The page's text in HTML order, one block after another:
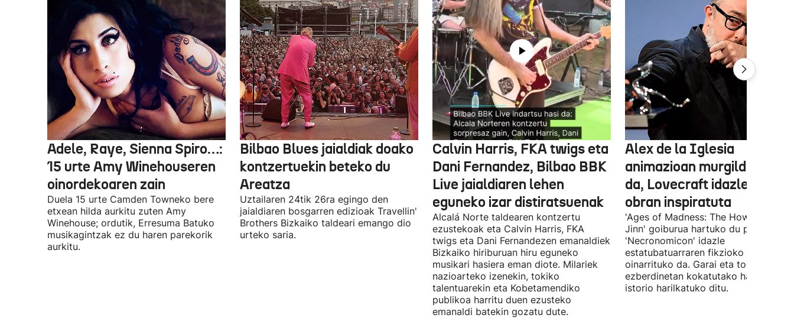
Adele, Raye, Sienna Spiro…:
15 urte Amy Winehouseren
oinordekoaren zain
Duela 15 urte Camden Towneko bere
etxean hilda aurkitu zuten Amy
Winehouse; ordutik, Erresuma Batuko
musikagintzak ez du haren parekorik
aurkitu.
Bilbao Blues jaialdiak doako
kontzertuekin beteko du
Areatza
Uztailaren 24tik 26ra egingo den
jaialdiaren bosgarren edizioak Travellin'
Brothers Bizkaiko taldeari emango dio
urteko saria.
Calvin Harris, FKA twigs eta
Dani Fernandez, Bilbao BBK
Live jaialdiaren lehen
eguneko izar distiratsuenak
Alcalá Norte taldearen kontzertu
ezustekoak eta Calvin Harris, FKA
twigs eta Dani Fernandezen emanaldiek
Bizkaiko hiriburuan hiru eguneko
musikari hasiera eman diote. Milariek
nazioarteko izenekin, tokiko
talentuarekin eta Kobetamendiko
publikoa harritu duen ezusteko
emanaldi batekin gozatu dute.
Alex de la Iglesia
animazioan murgilduko
da, Lovecraft idazlearen
obran inspiratuta
'Ages of Madness: The Howling of
Jinn' goiburua hartuko du pelikulak,
'Necronomicon' idazle
estatubatuarraren fikzioko liburuan
oinarrituko da. Garai eta toki
ezberdinetan kokatutako hainbat
istorio harilkatuko ditu.